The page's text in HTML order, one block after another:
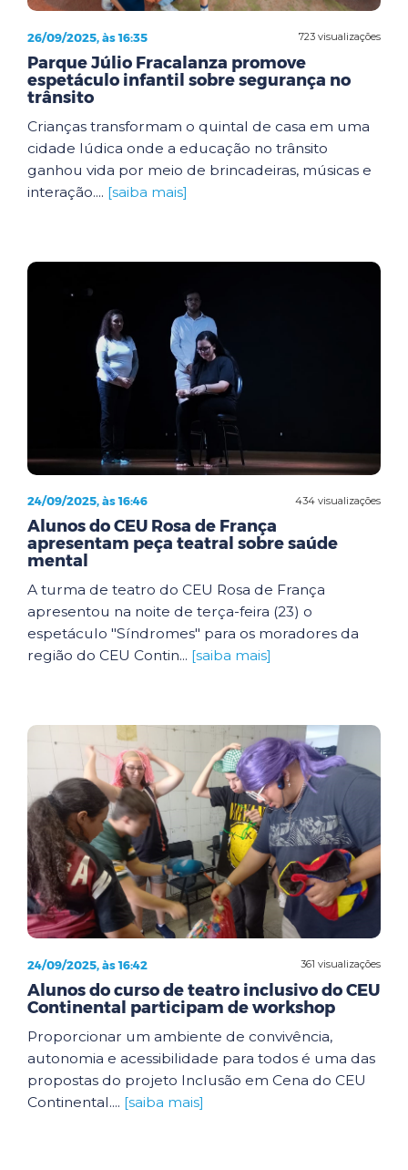
723 visualizações
26/09/2025, às 16:35
Parque Júlio Fracalanza promove
espetáculo infantil sobre segurança no
trânsito
Crianças transformam o quintal de casa em uma
cidade lúdica onde a educação no trânsito
ganhou vida por meio de brincadeiras, músicas e
interação.... [saiba mais]
434 visualizações
24/09/2025, às 16:46
Alunos do CEU Rosa de França
apresentam peça teatral sobre saúde
mental
A turma de teatro do CEU Rosa de França
apresentou na noite de terça-feira (23) o
espetáculo "Síndromes" para os moradores da
região do CEU Contin... [saiba mais]
361 visualizações
24/09/2025, às 16:42
Alunos do curso de teatro inclusivo do CEU
Continental participam de workshop
Proporcionar um ambiente de convivência,
autonomia e acessibilidade para todos é uma das
propostas do projeto Inclusão em Cena do CEU
Continental.... [saiba mais]